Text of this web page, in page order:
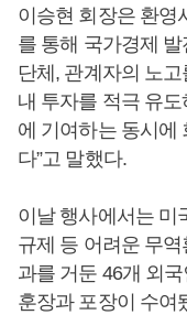
이승현 회장은 환영
를 통해 국가경제
단체, 관계자의 노
내 투자를 적극 유
에 기여하는 동시에
다”고 말했다.
이날 행사에서는 미
규제 등 어려운 무
과를 거둔 46개 외
훈장과 포장이 수여